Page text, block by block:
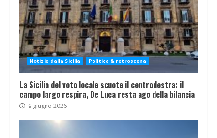
Notizie dalla Sicilia Politica & retroscena
La Sicilia del voto locale scuote il centrodestra: il
campo largo respira, De Luca resta ago della bilancia
9 giugno 2026